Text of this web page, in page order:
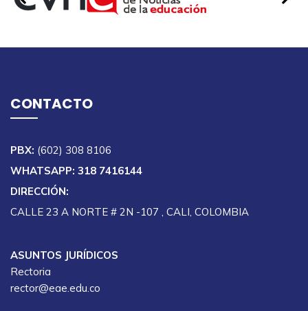
CONTACTO
PBX: (602) 308 8106
WHATSAPP: 318 7416144
DIRECCIÓN:
CALLE 23 A NORTE # 2N -107 , CALI, COLOMBIA
ASUNTOS JURÍDICOS
Rectoria
rector@eae.edu.co